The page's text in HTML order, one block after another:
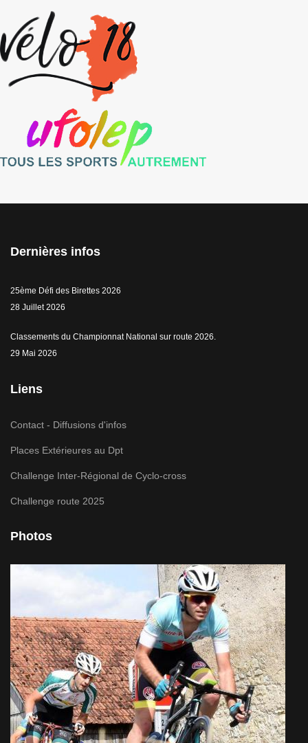
Dernières infos
25ème Défi des Birettes 2026
28 Juillet 2026
Classements du Championnat National sur route 2026.
29 Mai 2026
Liens
Contact - Diffusions d'infos
Places Extérieures au Dpt
Challenge Inter-Régional de Cyclo-cross
Challenge route 2025
Photos